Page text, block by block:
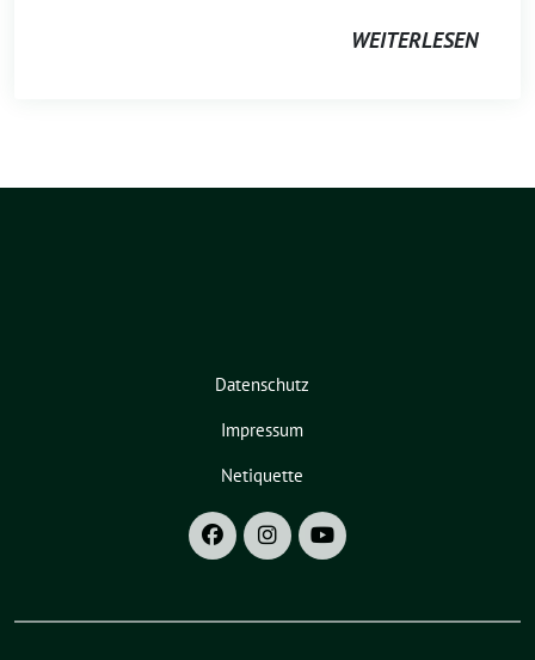
WEITERLESEN
Datenschutz
Impressum
Netiquette